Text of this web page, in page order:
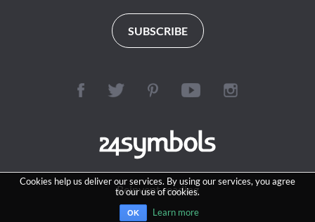
Cookies help us deliver our services. By using our services, you agree
to our use of cookies.
OK Learn more
SUBSCRIBE
Reinvent reading